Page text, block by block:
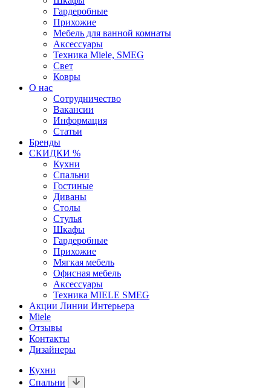
Гардеробные
Прихожие
Мебель для ванной комнаты
Аксессуары
Техника Miele, SMEG
Свет
Ковры
О нас
Сотрудничество
Вакансии
Информация
Статьи
Бренды
СКИДКИ %
Кухни
Спальни
Гостиные
Диваны
Столы
Стулья
Шкафы
Гардеробные
Прихожие
Мягкая мебель
Офисная мебель
Аксессуары
Техника MIELE SMEG
Акции Линии Интерьера
Miele
Отзывы
Контакты
Дизайнеры
Кухни
Спальни